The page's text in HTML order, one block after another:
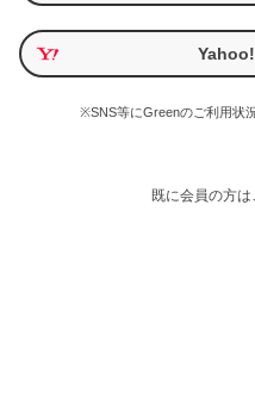
※SNS等にGreenのご利用状
既に会員の方は